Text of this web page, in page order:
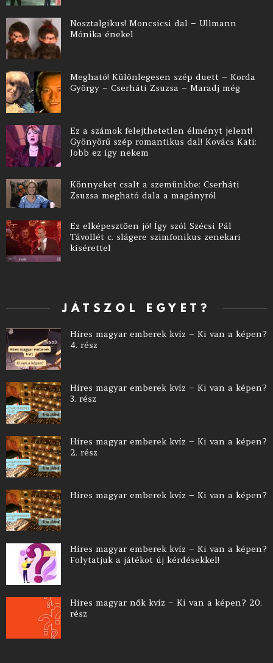
Nosztalgikus! Moncsicsi dal – Ullmann
Mónika énekel
Megható! Különlegesen szép duett – Korda
György – Cserháti Zsuzsa – Maradj még
Ez a számok felejthetetlen élményt jelent!
Gyönyörű szép romantikus dal! Kovács Kati:
Jobb ez így nekem
Könnyeket csalt a szemünkbe: Cserháti
Zsuzsa megható dala a magányról
Ez elképesztően jó! Így szól Szécsi Pál
Távollét c. slágere szimfonikus zenekari
kísérettel
JÁTSZOL EGYET?
Híres magyar emberek kvíz – Ki van a képen?
4. rész
Híres magyar emberek kvíz – Ki van a képen?
3. rész
Híres magyar emberek kvíz – Ki van a képen?
2. rész
Híres magyar emberek kvíz – Ki van a képen?
Híres magyar emberek kvíz – Ki van a képen?
Folytatjuk a játékot új kérdésekkel!
Híres magyar nők kvíz – Ki van a képen? 20.
rész